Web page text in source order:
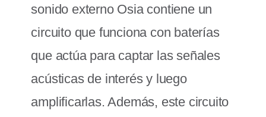
sonido externo Osia contiene un
circuito que funciona con baterías
que actúa para captar las señales
acústicas de interés y luego
amplificarlas. Además, este circuito